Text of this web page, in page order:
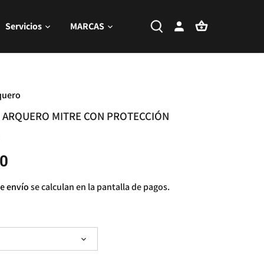
Servicios MARCAS
MITRE CON PROTECCIÓN
envíose calculan en la pantalla de pagos.